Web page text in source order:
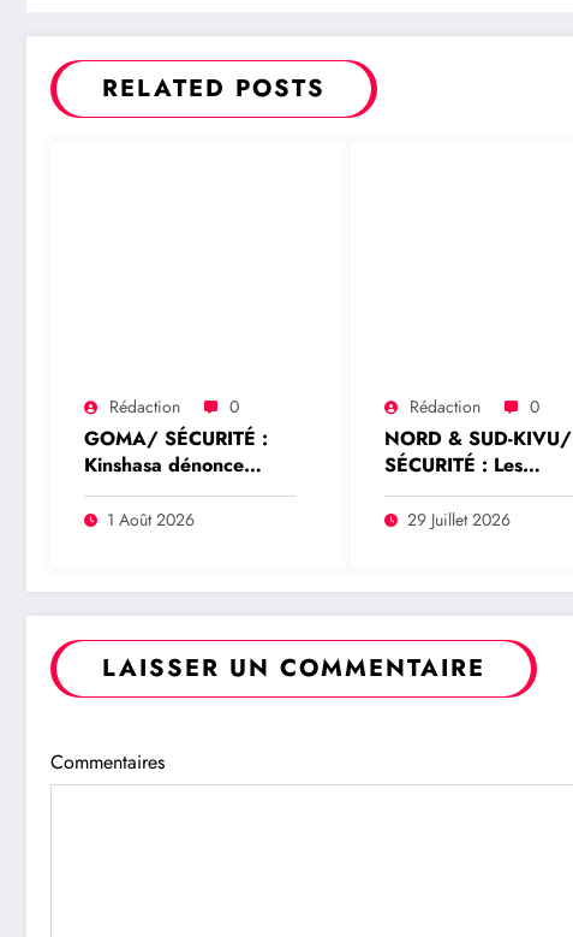
RELATED POSTS
Rédaction 0
GOMA/ SÉCURITÉ :
Kinshasa dénonce
l’expulsion d’un officier
FARDC du Mécanisme
1 Août 2026
Rédaction 0
NORD & SUD-KIVU/
SÉCURITÉ : Les
commandants
Wazalendo rejettent
nationale de Dady
Saleh Idi
29 Juillet 2026
LAISSER UN COMMENTAIRE
Commentaires